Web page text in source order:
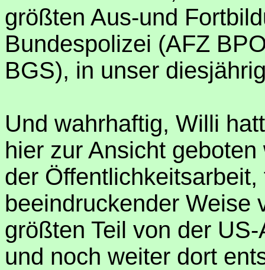
größten Aus-und
Bundespolizei (AFZ
BGS), in unser
Und wahrhaftig, Willi
hier zur Ansicht
der
beeindruckender Weise
größten Teil von der
und noch weiter dort